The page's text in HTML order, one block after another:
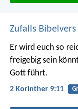
Zufalls Bibelvers
Er wird euch so
freigebig sein
Gott führt.
2 Korinther 9:11